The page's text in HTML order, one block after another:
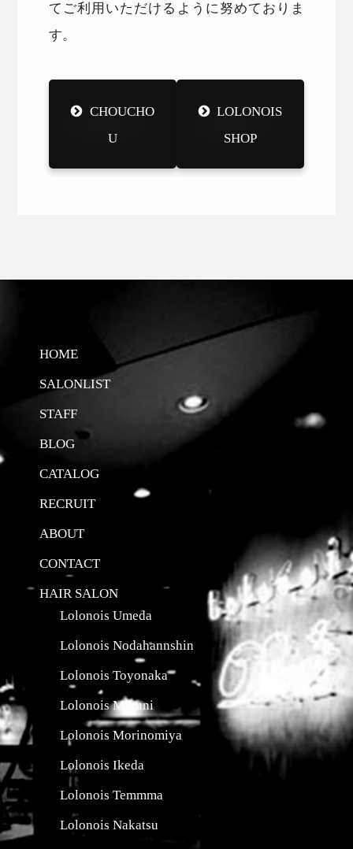
てご利用いただけるように努めておりま
す。
CHOUCHO
U
LOLONOIS
SHOP
HOME
SALONLIST
STAFF
BLOG
CATALOG
RECRUIT
ABOUT
CONTACT
HAIR SALON
Lolonois Umeda
Lolonois Nodahannshin
Lolonois Toyonaka
Lolonois Mikuni
Lolonois Morinomiya
Lolonois Ikeda
Lolonois Temmma
Lolonois Nakatsu